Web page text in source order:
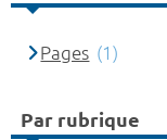
Pages (1)
Par rubrique